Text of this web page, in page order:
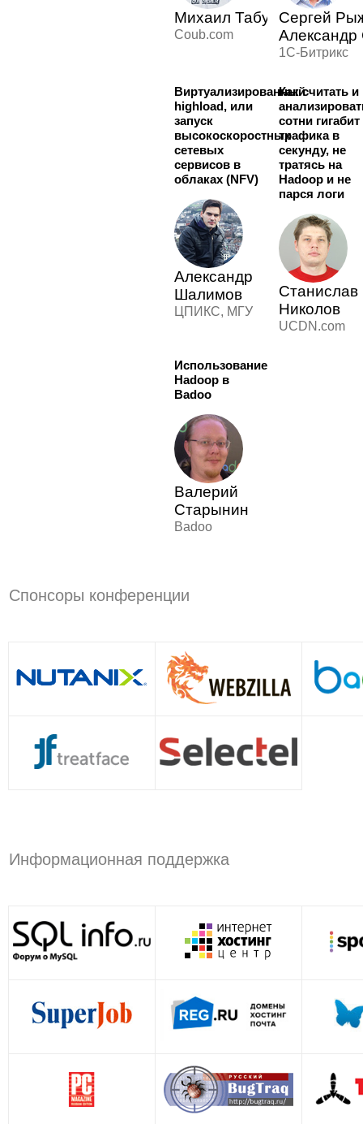
Михаил Табунов
Coub.com
Сергей
1С-Битрикс
Виртуализированный
highload, или
запуск
высокоскоростных
сетевых
сервисов в
облаках (NFV)
Александр
Шалимов
ЦПИКС, МГУ
Как считать и
сотни гигабит
трафика в
секунду, не
тратясь на
Hadoop и не
парся логи
Станислав
Николов
UCDN.com
Использование
Hadoop в
Badoo
Валерий
Старынин
Badoo
Спонсоры конференции
Информационная поддержка